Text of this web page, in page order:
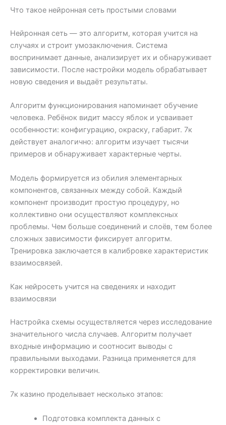
Что такое нейронная сеть простыми словами
Нейронная сеть — это алгоритм, которая учится на
случаях и строит умозаключения. Система
воспринимает данные, анализирует их и обнаруживает
зависимости. После настройки модель обрабатывает
новую сведения и выдаёт результаты.
Алгоритм функционирования напоминает обучение
человека. Ребёнок видит массу яблок и усваивает
особенности: конфигурацию, окраску, габарит. 7к
действует аналогично: алгоритм изучает тысячи
примеров и обнаруживает характерные черты.
Модель формируется из обилия элементарных
компонентов, связанных между собой. Каждый
компонент производит простую процедуру, но
коллективно они осуществляют комплексных
проблемы. Чем больше соединений и слоёв, тем более
сложных зависимости фиксирует алгоритм.
Тренировка заключается в калибровке характеристик
взаимосвязей.
Как нейросеть учится на сведениях и находит
взаимосвязи
Настройка схемы осуществляется через исследование
значительного числа случаев. Алгоритм получает
входные информацию и соотносит выводы с
правильными выходами. Разница применяется для
корректировки величин.
7к казино проделывает несколько этапов:
Подготовка комплекта данных с